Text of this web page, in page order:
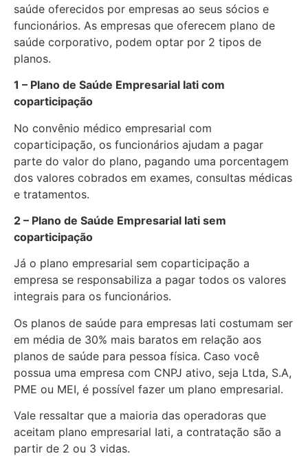
saúde oferecidos por empresas ao seus sócios e
funcionários. As empresas que oferecem plano de
saúde corporativo, podem optar por 2 tipos de
planos.
1 – Plano de Saúde Empresarial Iati com
coparticipação
No convênio médico empresarial com
coparticipação, os funcionários ajudam a pagar
parte do valor do plano, pagando uma porcentagem
dos valores cobrados em exames, consultas médicas
e tratamentos.
2 – Plano de Saúde Empresarial Iati sem
coparticipação
Já o plano empresarial sem coparticipação a
empresa se responsabiliza a pagar todos os valores
integrais para os funcionários.
Os planos de saúde para empresas Iati costumam ser
em média de 30% mais baratos em relação aos
planos de saúde para pessoa física. Caso você
possua uma empresa com CNPJ ativo, seja Ltda, S.A,
PME ou MEI, é possível fazer um plano empresarial.
Vale ressaltar que a maioria das operadoras que
aceitam plano empresarial Iati, a contratação são a
partir de 2 ou 3 vidas.